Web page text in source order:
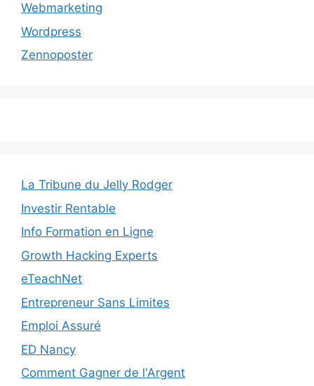
Webmarketing
Wordpress
Zennoposter
La Tribune du Jelly Rodger
Investir Rentable
Info Formation en Ligne
Growth Hacking Experts
eTeachNet
Entrepreneur Sans Limites
Emploi Assuré
ED Nancy
Comment Gagner de l'Argent